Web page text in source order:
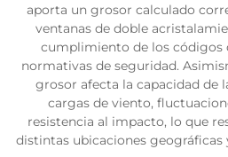
aporta un grosor calculado
ventanas de doble
cumplimiento de los códigos
normativas de seguridad.
grosor afecta la capacidad de
cargas de viento,
resistencia al impacto, lo que
distintas ubicaciones